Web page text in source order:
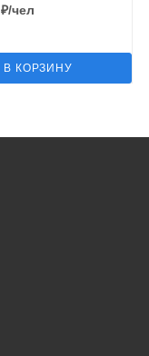
₽/чел
В КОРЗИНУ